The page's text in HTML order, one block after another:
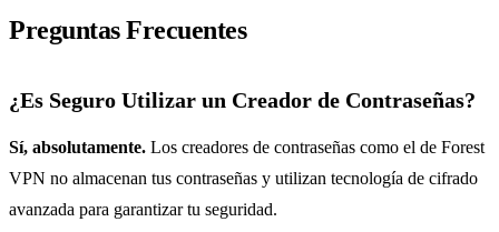
Preguntas Frecuentes
¿Es Seguro Utilizar un Creador de Contraseñas?
Sí, absolutamente. Los creadores de contraseñas como el de Forest
VPN no almacenan tus contraseñas y utilizan tecnología de cifrado
avanzada para garantizar tu seguridad.